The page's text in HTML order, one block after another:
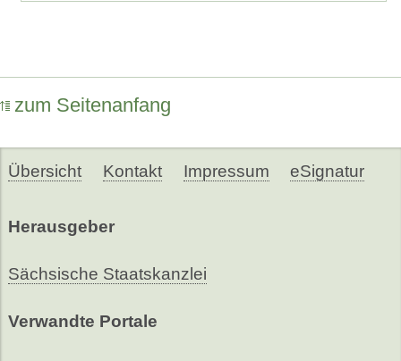
zum Seitenanfang
Übersicht Kontakt Impressum eSignatur
Herausgeber
Sächsische Staatskanzlei
Verwandte Portale